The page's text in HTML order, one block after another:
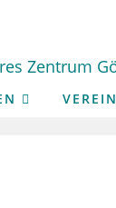
VEREIN